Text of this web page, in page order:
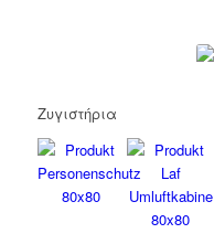
Ζυγιστήρια